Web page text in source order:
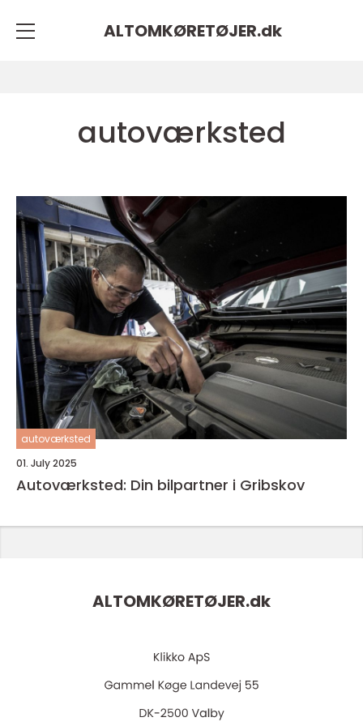
ALTOMKØRETØJER.dk
autoværksted
autoværksted
01. July 2025
Autoværksted: Din bilpartner i Gribskov
ALTOMKØRETØJER.dk